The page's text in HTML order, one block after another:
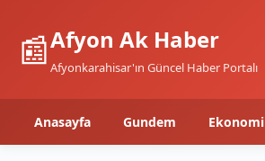
📰Afyon Ak Haber
Afyonkarahisar'ın Güncel Haber Portalı
Anasayfa Gundem Ekonomi